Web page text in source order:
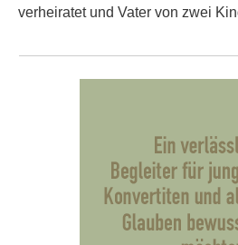
verheiratet und Vater von zwei